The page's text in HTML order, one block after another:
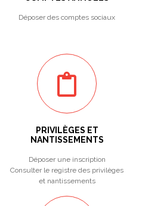
Déposer des comptes sociaux
PRIVILÈGES ET
NANTISSEMENTS
Déposer une inscription
Consulter le registre des privilèges
et nantissements